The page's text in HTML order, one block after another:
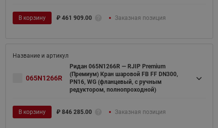
В корзину ₽ 461 909.00 Заказная позиция
065N1266R
Ридан 065N1266R — RJIP Premium
(Премиум) Кран шаровой FB FF DN300,
PN16, WG (фланцевый, с ручным
редуктором, полнопроходной)
В корзину ₽ 846 285.00 Заказная позиция